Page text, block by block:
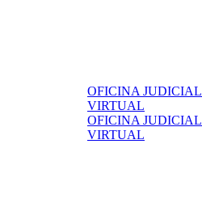
OFICINA JUDICIAL
VIRTUAL
OFICINA JUDICIAL
VIRTUAL